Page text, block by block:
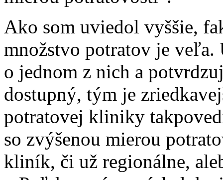
Ako som uviedol vyššie,
množstvo potratov je veľa.
o jednom z nich a
dostupný, tým je
potratovej kliniky
so zvýšenou mierou
kliník, či už regionálne,